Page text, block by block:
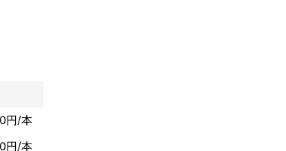
申しま
ます‼
をモッ
円/本
円/本